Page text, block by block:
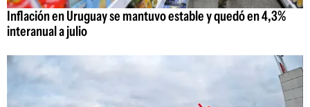
Inflación en Uruguay se mantuvo estable y quedó en 4,3%
interanual a julio